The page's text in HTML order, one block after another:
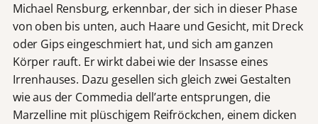
Michael Rensburg, erkennbar, der sich in dieser Phase
von oben bis unten, auch Haare und Gesicht, mit Dreck
oder Gips eingeschmiert hat, und sich am ganzen
Körper rauft. Er wirkt dabei wie der Insasse eines
Irrenhauses. Dazu gesellen sich gleich zwei Gestalten
wie aus der Commedia dell’arte entsprungen, die
Marzelline mit plüschigem Reifröckchen, einem dicken